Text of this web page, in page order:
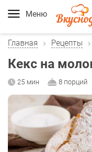
Меню
Главная Рецепты
Кекс на
25 мин 8 порций